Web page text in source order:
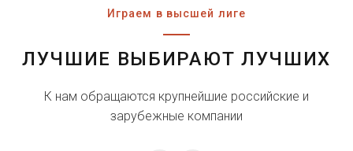
Играем в высшей лиге
ЛУЧШИЕ ВЫБИРАЮТ ЛУЧШИХ
К нам обращаются крупнейшие российские и
зарубежные компании